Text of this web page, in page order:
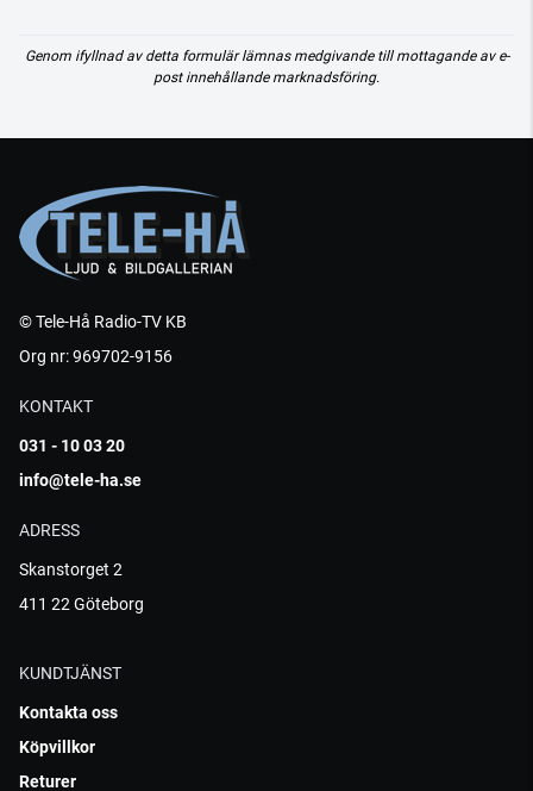
Genom ifyllnad av detta formulär lämnas medgivande till mottagande av e-
post innehållande marknadsföring.
© Tele-Hå Radio-TV KB
Org nr: 969702-9156
KONTAKT
031 - 10 03 20
info@tele-ha.se
ADRESS
Skanstorget 2
411 22 Göteborg
KUNDTJÄNST
Kontakta oss
Köpvillkor
Returer